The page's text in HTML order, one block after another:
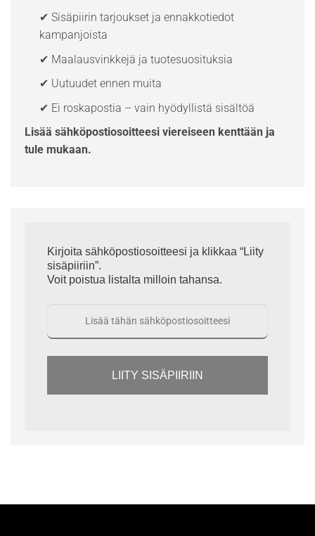
✔ Sisäpiirin tarjoukset ja ennakkotiedot
kampanjoista
✔ Maalausvinkkejä ja tuotesuosituksia
✔ Uutuudet ennen muita
✔ Ei roskapostia – vain hyödyllistä sisältöä
Lisää sähköpostiosoitteesi viereiseen kenttään ja
tule mukaan.
Kirjoita sähköpostiosoitteesi ja klikkaa “Liity
sisäpiiriin”.
Voit poistua listalta milloin tahansa.
LIITY SISÄPIIRIIN